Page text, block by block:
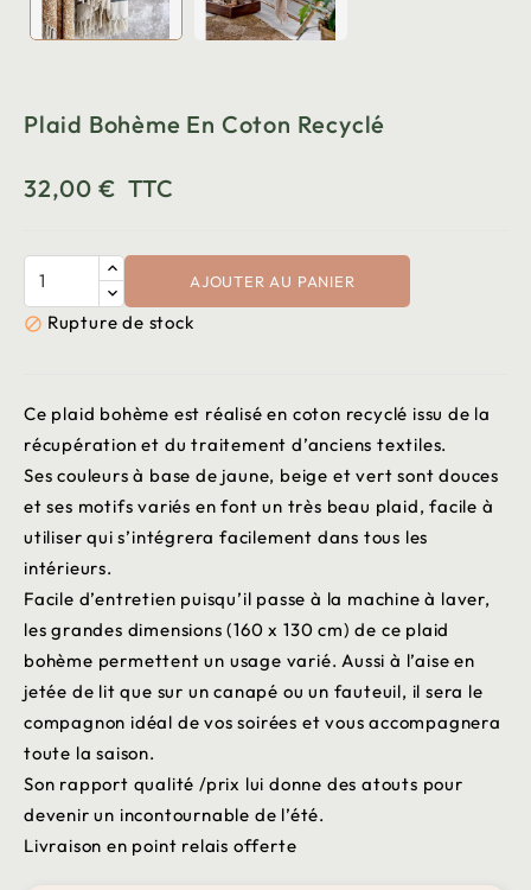
Plaid Bohème En Coton Recyclé
32,00 € TTC
AJOUTER AU PANIER
 Rupture de stock
Ce plaid bohème est réalisé en coton recyclé issu de la
récupération et du traitement d’anciens textiles.
Ses couleurs à base de jaune, beige et vert sont douces
et ses motifs variés en font un très beau plaid, facile à
utiliser qui s’intégrera facilement dans tous les
intérieurs.
Facile d’entretien puisqu’il passe à la machine à laver,
les grandes dimensions (160 x 130 cm) de ce plaid
bohème permettent un usage varié. Aussi à l’aise en
jetée de lit que sur un canapé ou un fauteuil, il sera le
compagnon idéal de vos soirées et vous accompagnera
toute la saison.
Son rapport qualité /prix lui donne des atouts pour
devenir un incontournable de l’été.
Livraison en point relais offerte